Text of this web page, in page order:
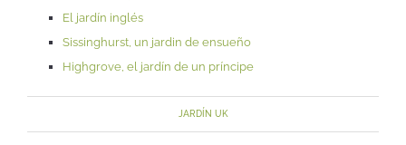
El jardín inglés
Sissinghurst, un jardin de ensueño
Highgrove, el jardín de un príncipe
JARDÍN UK